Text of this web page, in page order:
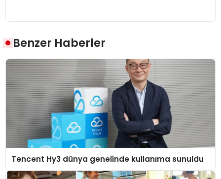
Benzer Haberler
Tencent Hy3 dünya genelinde kullanıma sunuldu